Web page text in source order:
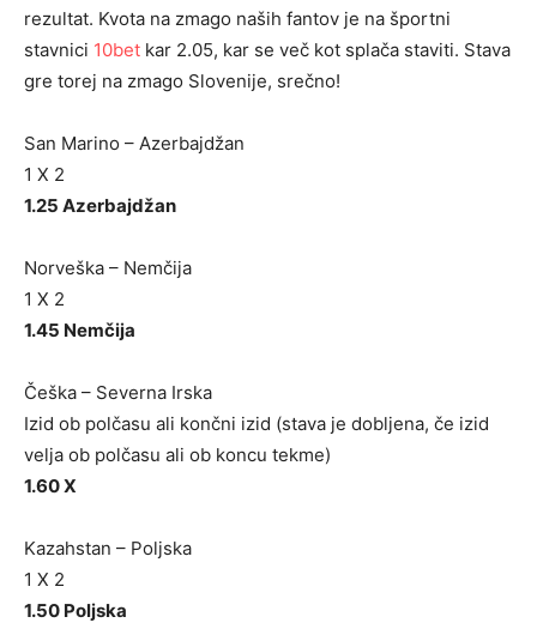
rezultat. Kvota na zmago naših fantov je na športni
stavnici 10bet kar 2.05, kar se več kot splača staviti. Stava
gre torej na zmago Slovenije, srečno!
San Marino – Azerbajdžan
1 X 2
1.25 Azerbajdžan
Norveška – Nemčija
1 X 2
1.45 Nemčija
Češka – Severna Irska
Izid ob polčasu ali končni izid (stava je dobljena, če izid
velja ob polčasu ali ob koncu tekme)
1.60 X
Kazahstan – Poljska
1 X 2
1.50 Poljska